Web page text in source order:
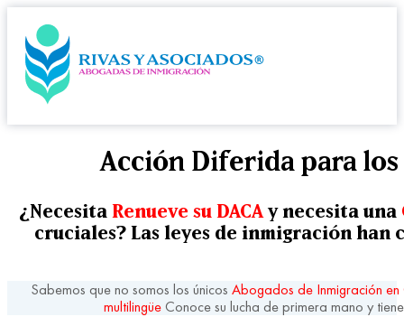
Acción Diferida para
¿Necesita Renueve su DACA y necesita una
cruciales? Las leyes de inmigración han
Sabemos que no somos los únicos Abogados de Inmigración
multilingüeConoce su lucha de primera mano y